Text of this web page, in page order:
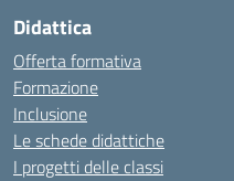
Didattica
Offerta formativa
Formazione
Inclusione
Le schede didattiche
I progetti delle classi